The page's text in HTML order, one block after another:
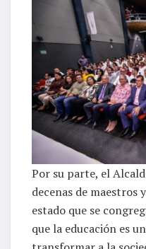
Por su parte, el
decenas de maestros
estado que se
que la educación es